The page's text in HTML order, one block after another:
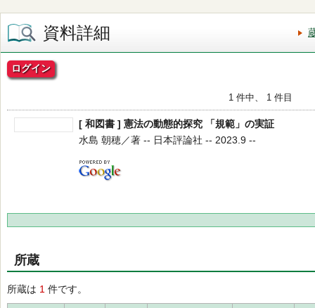
資料詳細
ログイン
1 件中、 1 件目
[ 和図書 ] 憲法の動態的探究 「規範」の実証
水島 朝穂／著 -- 日本評論社 -- 2023.9 --
所蔵
所蔵は 1 件です。